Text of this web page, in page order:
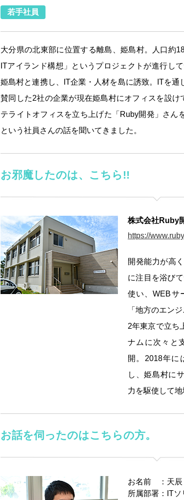
若手社員
大分県の北東部に位置する離島、姫島村。人口約
ITアイランド構想」というプロジェクトが進行し
姫島村と連携し、IT企業・人材を島に誘致。ITを通
賛同した2社の企業が現在姫島村にオフィスを設
テライトオフィスを立ち上げた「Ruby開発」さん
という社員さんの話を聞いてきました。
お邪魔したのは、こちら!!
株式会社Ruby
https://
開発能力が高
に注目を浴び
使い、WEBサ
「地方のエン
2年東京で立ち
ナムに次々と
開。2018年に
し、姫島村に
力を駆使して
お話を伺ったのはこちらの方。
お名前
天
所属部署
IT